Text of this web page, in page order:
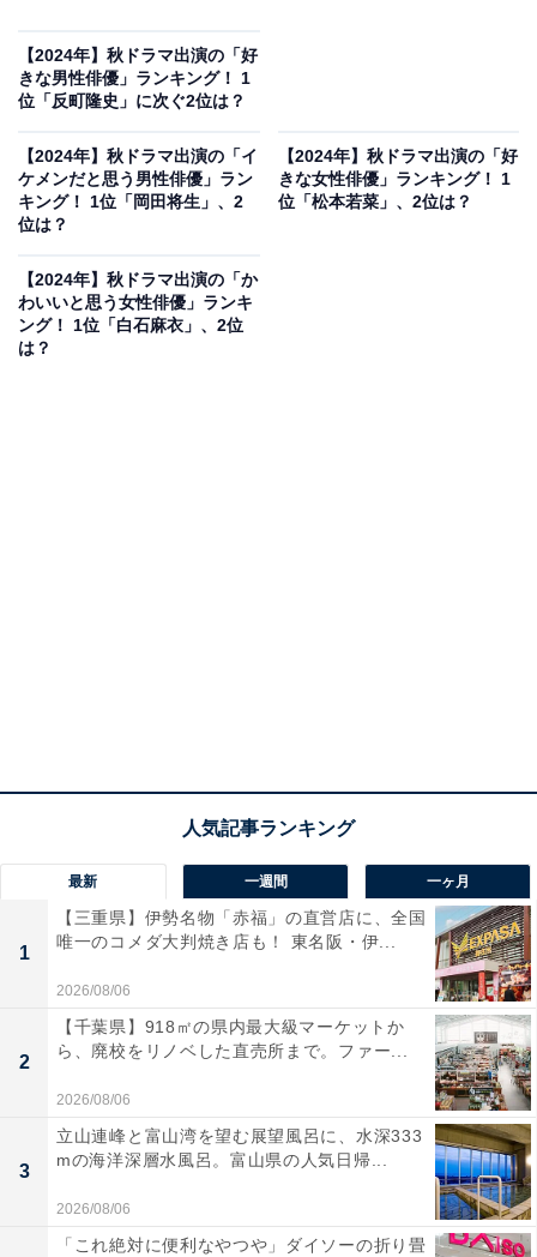
【2024年】秋ドラマ出演の「好
きな男性俳優」ランキング！ 1
位「反町隆史」に次ぐ2位は？
【2024年】秋ドラマ出演の「イ
ケメンだと思う男性俳優」ラン
キング！ 1位「岡田将生」、2
位は？
【2024年】秋ドラマ出演の「好
きな女性俳優」ランキング！ 1
位「松本若菜」、2位は？
【2024年】秋ドラマ出演の「か
わいいと思う女性俳優」ランキ
ング！ 1位「白石麻衣」、2位
は？
最新 一週間 一ヶ月
1
【三重県】伊勢名物「赤福」の直営店に、全国
唯一のコメダ大判焼き店も！ 東名阪・伊...
2026/08/06
2
【千葉県】918㎡の県内最大級マーケットか
ら、廃校をリノベした直売所まで。ファー...
2026/08/06
3
立山連峰と富山湾を望む展望風呂に、水深333
mの海洋深層水風呂。富山県の人気日帰...
2026/08/06
「これ絶対に便利なやつや」ダイソーの折り畳